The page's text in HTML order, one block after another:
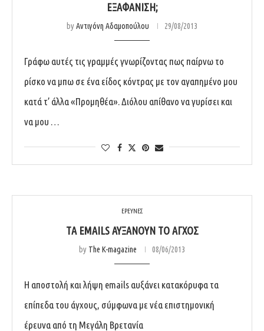
ΕΞΑΦΆΝΙΣΗ;
byΑντιγόνη Αδαμοπούλου 29/08/2013
Γράφω αυτές τις γραμμές γνωρίζοντας πως παίρνω το
ρίσκο να μπω σε ένα είδος κόντρας με τον αγαπημένο μου
κατά τ’ άλλα «Προμηθέα». Διόλου απίθανο να γυρίσει και
να μου …
ΕΡΕΥΝΕΣ
TΑ EMAILS ΑΥΞΆΝΟΥΝ ΤΟ ΆΓΧΟΣ
by The K-magazine 08/06/2013
Η αποστολή και λήψη emails αυξάνει κατακόρυφα τα
επίπεδα του άγχους, σύμφωνα με νέα επιστημονική
έρευνα από τη Μεγάλη Βρετανία